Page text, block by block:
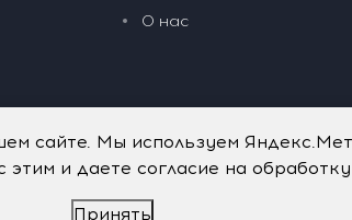
О нас
Политика обработки персональных данных
сайте. Мы используем
этим и даете согласие на
Принять